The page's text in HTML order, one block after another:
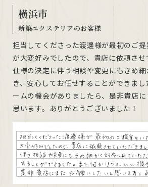
横浜市
新築エクステリアのお客様
担当してくださった渡邊様が最初のご
が大変好みでしたので、貴店に依頼させ
仕様の決定に伴う相談や変更にもきめ
き、安心してお任せすることができま
ームの機会がありましたら、是非貴店
思います。ありがとうございました！